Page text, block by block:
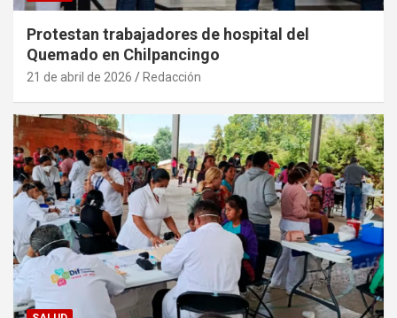
Protestan trabajadores de hospital del
Quemado en Chilpancingo
21 de abril de 2026 Redacción